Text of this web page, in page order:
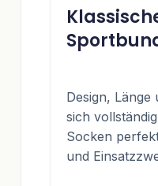
Design, Länge
sich
Socken
und